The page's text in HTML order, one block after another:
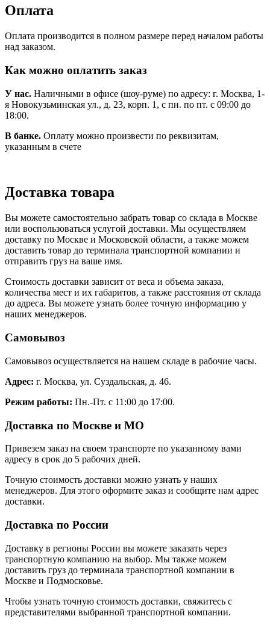
Оплата
Оплата производится в полном размере перед началом работы
над заказом.
Как можно оплатить заказ
У нас. Наличными в офисе (шоу-руме) по адресу: г. Москва, 1-
я Новокузьминская ул., д. 23, корп. 1, с пн. по пт. с 09:00 до
18:00.
В банке. Оплату можно произвести по реквизитам,
указанным в счете
Доставка товара
Вы можете самостоятельно забрать товар со склада в Москве
или воспользоваться услугой доставки. Мы осуществляем
доставку по Москве и Московской области, а также можем
доставить товар до терминала транспортной компании и
отправить груз на ваше имя.
Стоимость доставки зависит от веса и объема заказа,
количества мест и их габаритов, а также расстояния от склада
до адреса. Вы можете узнать более точную информацию у
наших менеджеров.
Самовывоз
Самовывоз осуществляется на нашем складе в рабочие часы.
Адрес: г. Москва, ул. Суздальская, д. 46.
Режим работы: Пн.-Пт. с 11:00 до 17:00.
Доставка по Москве и МО
Привезем заказ на своем транспорте по указанному вами
адресу в срок до 5 рабочих дней.
Точную стоимость доставки можно узнать у наших
менеджеров. Для этого оформите заказ и сообщите нам адрес
доставки.
Доставка по России
Доставку в регионы России вы можете заказать через
транспортную компанию на выбор. Мы также можем
доставить груз до терминала транспортной компании в
Москве и Подмосковье.
Чтобы узнать точную стоимость доставки, свяжитесь с
представителями выбранной транспортной компании.